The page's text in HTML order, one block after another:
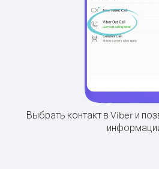
Выбрать контакт в Viber и